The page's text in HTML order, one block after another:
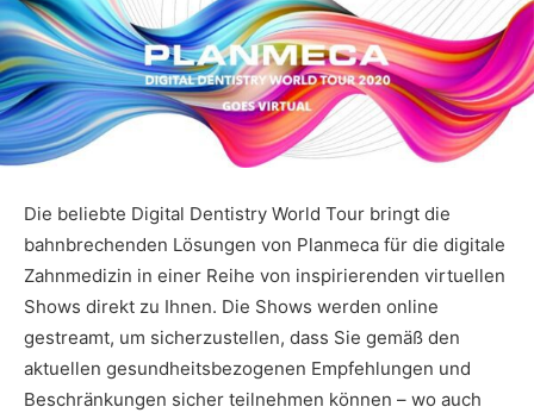
Die beliebte Digital Dentistry World Tour bringt die
bahnbrechenden Lösungen von Planmeca für die digitale
Zahnmedizin in einer Reihe von inspirierenden virtuellen
Shows direkt zu Ihnen. Die Shows werden online
gestreamt, um sicherzustellen, dass Sie gemäß den
aktuellen gesundheitsbezogenen Empfehlungen und
Beschränkungen sicher teilnehmen können – wo auch